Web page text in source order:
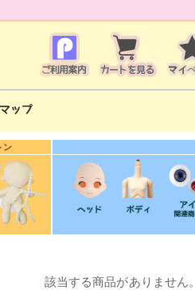
ン
該当する商品がありません。